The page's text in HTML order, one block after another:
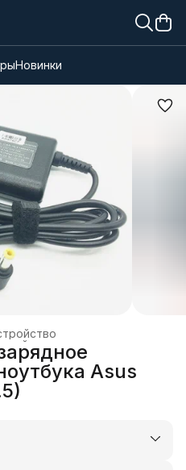
Новинки
и док-станции
Asus